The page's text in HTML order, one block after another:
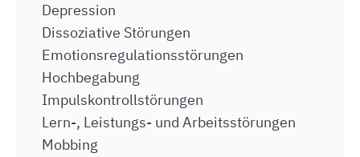
Depression
Dissoziative Störungen
Emotionsregulationsstörungen
Hochbegabung
Impulskontrollstörungen
Lern-, Leistungs- und Arbeitsstörungen
Mobbing